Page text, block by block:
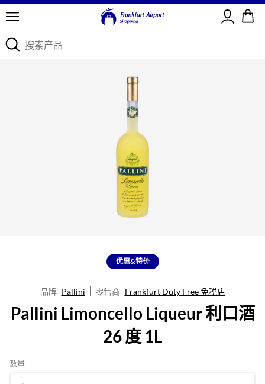
登录
优惠&特价
品牌 Pallini 零售商 Frankfurt Duty Free 免税店
Pallini Limoncello Liqueur 利口酒
26 度 1L
数量